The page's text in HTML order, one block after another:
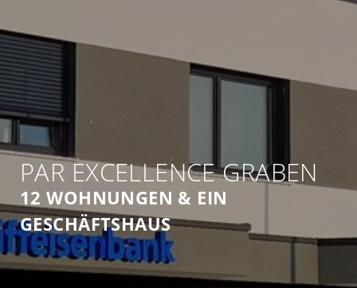
PAR EXCELLENCE GRABEN
12 WOHNUNGEN & EIN
GESCHÄFTSHAUS